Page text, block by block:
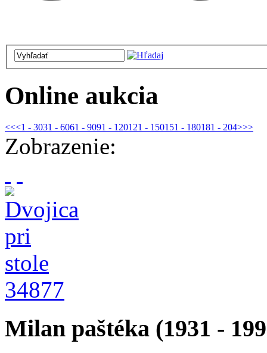
Online aukcia
<<<1 - 3031 - 6061 - 9091 - 120121 - 150151 - 180181 - 204>>>
Zobrazenie:
34877
Milan paštéka (1931 -